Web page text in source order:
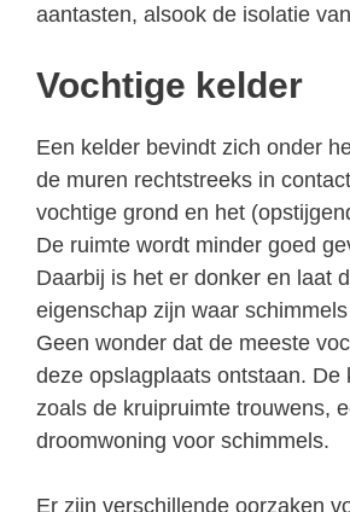
aantasten, alsook de isolatie
Vochtige kelder
Een kelder bevindt zich onder
de muren rechtstreeks in
vochtige grond en het
De ruimte wordt minder goed
Daarbij is het er donker en laat
eigenschap zijn waar
Geen wonder dat de meeste
deze opslagplaats ontstaan. De
zoals de kruipruimte trouwens,
droomwoning voor schimmels.
Er zijn verschillende oorzaken